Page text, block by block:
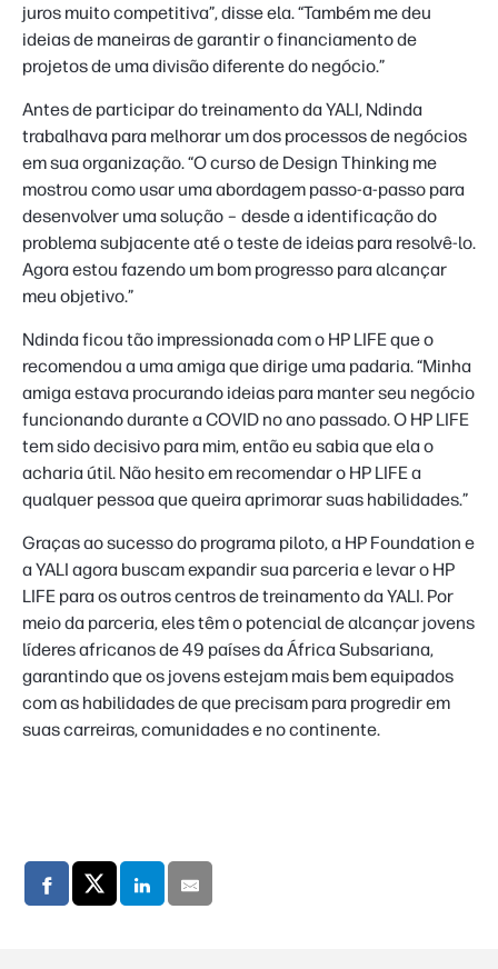
juros muito competitiva”, disse ela. “Também me deu
ideias de maneiras de garantir o financiamento de
projetos de uma divisão diferente do negócio.”
Antes de participar do treinamento da YALI, Ndinda
trabalhava para melhorar um dos processos de negócios
em sua organização. “O curso de Design Thinking me
mostrou como usar uma abordagem passo-a-passo para
desenvolver uma solução – desde a identificação do
problema subjacente até o teste de ideias para resolvê-lo.
Agora estou fazendo um bom progresso para alcançar
meu objetivo.”
Ndinda ficou tão impressionada com o HP LIFE que o
recomendou a uma amiga que dirige uma padaria. “Minha
amiga estava procurando ideias para manter seu negócio
funcionando durante a COVID no ano passado. O HP LIFE
tem sido decisivo para mim, então eu sabia que ela o
acharia útil. Não hesito em recomendar o HP LIFE a
qualquer pessoa que queira aprimorar suas habilidades.”
Graças ao sucesso do programa piloto, a HP Foundation e
a YALI agora buscam expandir sua parceria e levar o HP
LIFE para os outros centros de treinamento da YALI. Por
meio da parceria, eles têm o potencial de alcançar jovens
líderes africanos de 49 países da África Subsariana,
garantindo que os jovens estejam mais bem equipados
com as habilidades de que precisam para progredir em
suas carreiras, comunidades e no continente.